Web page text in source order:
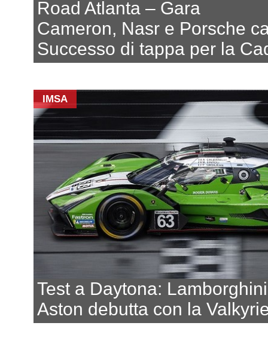
Road Atlanta – Gara
Cameron, Nasr e Porsche
Successo di tappa per la
IMSA
Test a Daytona: Lamborghini
Aston debutta con la